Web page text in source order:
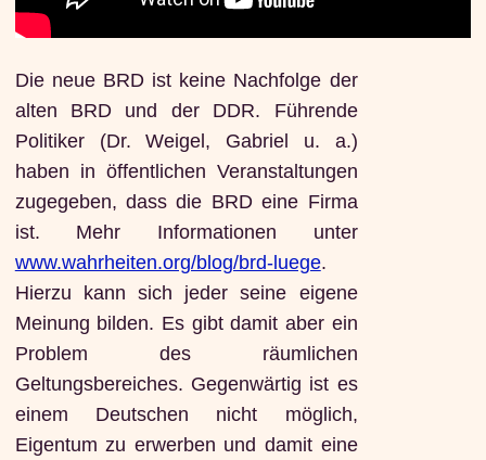
Die neue BRD ist keine Nachfolge der
alten BRD und der DDR. Führende
Politiker (Dr. Weigel, Gabriel u. a.)
haben in öffentlichen Veranstaltungen
zugegeben, dass die BRD eine Firma
ist. Mehr Informationen unter
www.wahrheiten.org/blog/brd-luege.
Hierzu kann sich jeder seine eigene
Meinung bilden. Es gibt damit aber ein
Problem des räumlichen
Geltungsbereiches. Gegenwärtig ist es
einem Deutschen nicht möglich,
Eigentum zu erwerben und damit eine